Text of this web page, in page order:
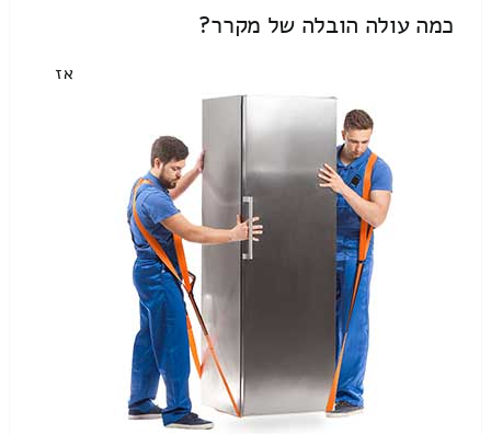
כמה עולה הובלה של מקרר?
אז